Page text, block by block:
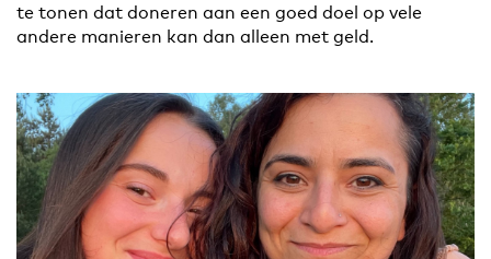
te tonen dat doneren aan een goed doel op vele
andere manieren kan dan alleen met geld.